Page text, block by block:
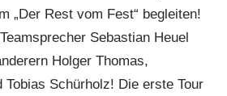
„Der Rest vom Fest“ begleiten!
Sebastian Heuel
Holger Thomas,
Tobias Schürholz! Die erste Tour